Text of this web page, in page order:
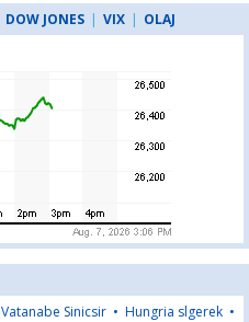
DOW JONES | VIX | OLAJ
Vatanabe Sinicsir • Hungria slgerek •